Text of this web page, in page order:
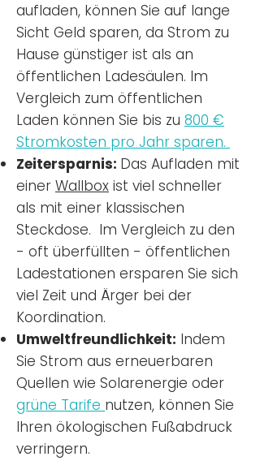
aufladen, können Sie auf lange
Sicht Geld sparen, da Strom zu
Hause günstiger ist als an
öffentlichen Ladesäulen. Im
Vergleich zum öffentlichen
Laden können Sie bis zu 800 €
Stromkosten pro Jahr sparen.
Zeitersparnis: Das Aufladen mit
einer Wallbox ist viel schneller
als mit einer klassischen
Steckdose. Im Vergleich zu den
- oft überfüllten - öffentlichen
Ladestationen ersparen Sie sich
viel Zeit und Ärger bei der
Koordination.
Umweltfreundlichkeit: Indem
Sie Strom aus erneuerbaren
Quellen wie Solarenergie oder
grüne Tarife nutzen, können Sie
Ihren ökologischen Fußabdruck
verringern.